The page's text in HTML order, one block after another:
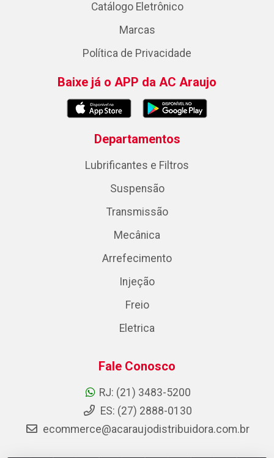
Catálogo Eletrônico
Marcas
Política de Privacidade
Baixe já o APP da AC Araujo
Departamentos
Lubrificantes e Filtros
Suspensão
Transmissão
Mecânica
Arrefecimento
Injeção
Freio
Eletrica
Fale Conosco
RJ: (21) 3483-5200
ES: (27) 2888-0130
ecommerce@acaraujodistribuidora.com.br